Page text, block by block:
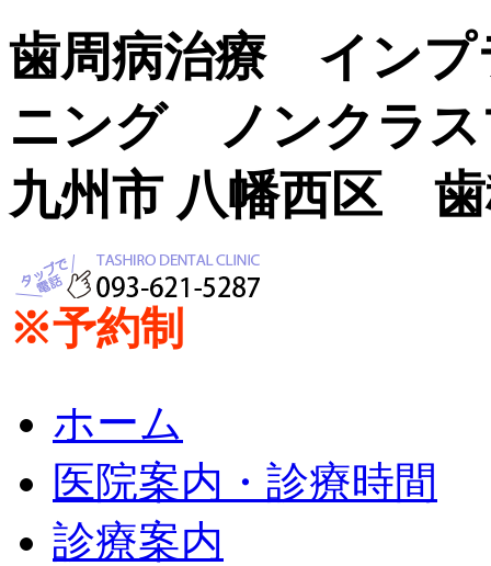
歯周病治療 イン
ニング ノンクラ
九州市 八幡西区
※予約制
ホーム
医院案内・診療時間
診療案内